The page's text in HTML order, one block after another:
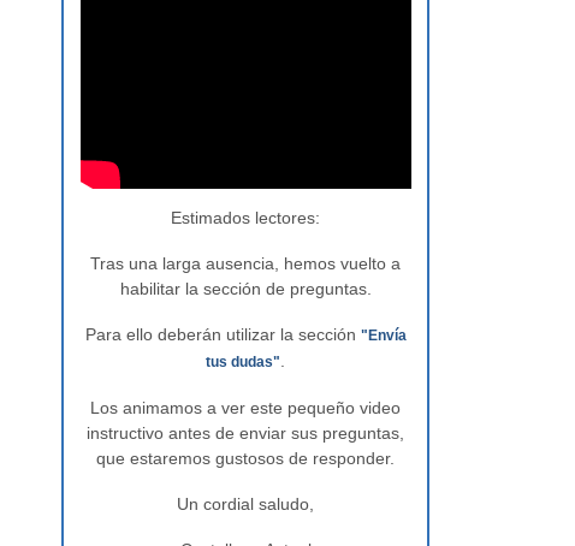
Estimados lectores:
Tras una larga ausencia, hemos vuelto a
habilitar la sección de preguntas.
Para ello deberán utilizar la sección "Envía
tus dudas"
Los animamos a ver este pequeño video
instructivo antes de enviar sus preguntas,
que estaremos gustosos de responder.
Un cordial saludo,